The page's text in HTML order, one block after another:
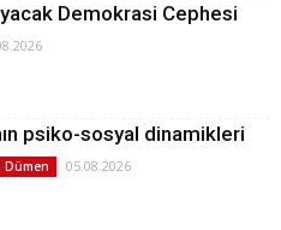
Demokrasi Cephesi
psiko-sosyal dinamikleri
Dümen 05.08.2026